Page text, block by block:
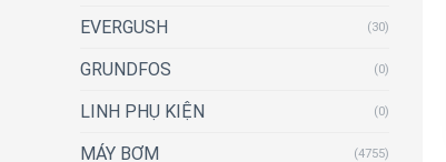
EVERGUSH (30)
GRUNDFOS (0)
LINH PHỤ KIỆN (0)
MÁY BƠM (4755)